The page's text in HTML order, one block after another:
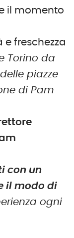
il momento
freschezza
Torino da
piazze
di Pam
con un
il modo di
ogni